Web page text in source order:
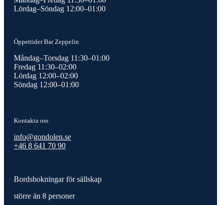
Lördag–Söndag 12:00–01:00
Öppettider Bar Zeppelin
Måndag–Torsdag 11:30–01:00
Fredag 11:30–02:00
Lördag 12:00–02:00
Söndag 12:00–01:00
Kontakta oss
info@gondolen.se
+46 8 641 70 90
Bordsbokningar för sällskap
större än 8 personer